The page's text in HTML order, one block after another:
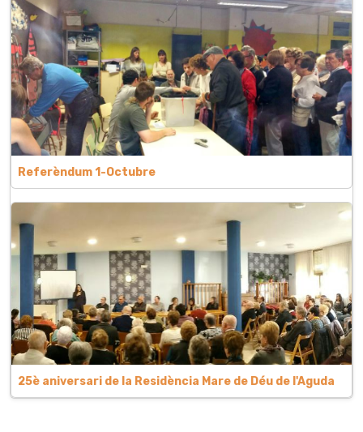
Referèndum 1-Octubre
25è aniversari de la Residència Mare de Déu de l'Aguda